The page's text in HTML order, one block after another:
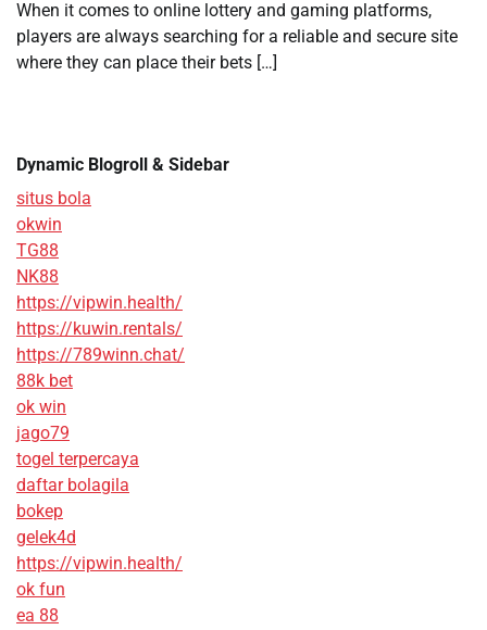
When it comes to online lottery and gaming platforms,
players are always searching for a reliable and secure site
where they can place their bets […]
Dynamic Blogroll & Sidebar
situs bola
okwin
TG88
NK88
https://vipwin.health/
https://kuwin.rentals/
https://789winn.chat/
88k bet
ok win
jago79
togel terpercaya
daftar bolagila
bokep
gelek4d
https://vipwin.health/
ok fun
ea 88